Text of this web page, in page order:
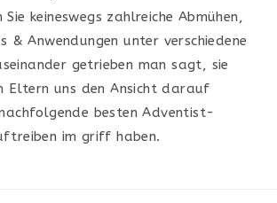
keineswegs zahlreiche Abmühen,
& Anwendungen unter verschiedene
getrieben man sagt, sie
Eltern uns den Ansicht darauf
besten Adventist-
im griff haben.